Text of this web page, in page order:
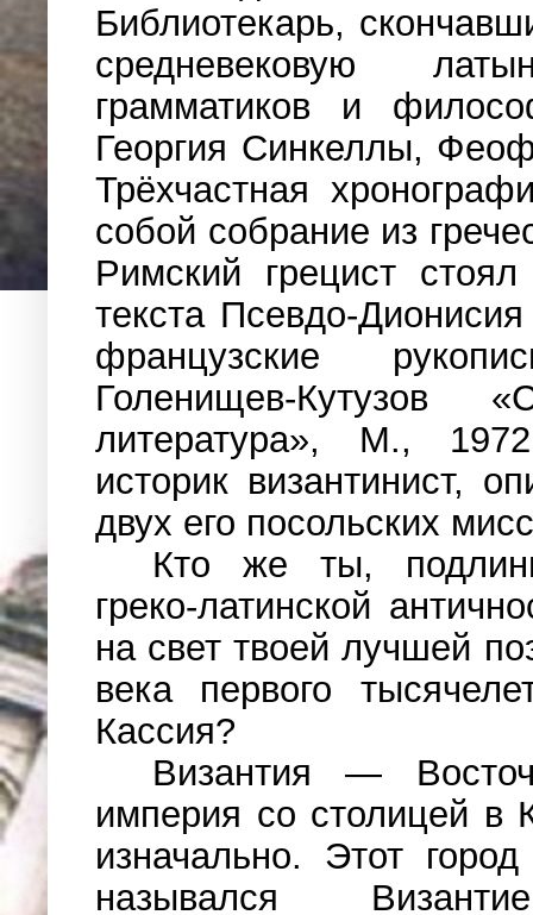
Библиотекарь,
средневековую
грамматиков и
Георгия Синкеллы,
Трёхчастная
собой собрание из
Римский грецист
текста Псевдо-
французские
Голенищев-Кутузов
литература», М.,
историк византинист,
двух его посольских
Кто же ты,
греко-латинской
на свет твоей лучшей
века первого
Кассия?
Византия —
империя со столицей в
изначально. Этот
назывался